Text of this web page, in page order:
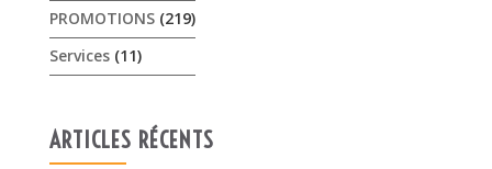
𝟏𝟓% 𝐝𝐞 𝐫𝐞𝐦𝐢𝐬𝐞 cet été sur les …
3 août 2026
Offres Pellenc olivion peigne …